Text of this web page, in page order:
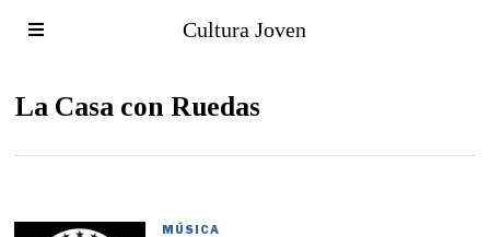
Cultura Joven
La Casa con Ruedas
MÚSICA